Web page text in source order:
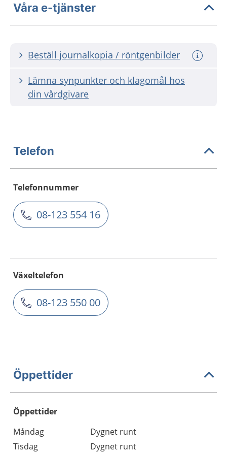
Våra e-tjänster
Beställ journalkopia / röntgenbilder
Lämna synpunkter och klagomål hos
din vårdgivare
Telefon
Telefonnummer
08-123 554 16
Växeltelefon
08-123 550 00
Öppettider
Öppettider
Dag
Öppettider
Kommentarer
Måndag
Dygnet runt
Tisdag
Dygnet runt